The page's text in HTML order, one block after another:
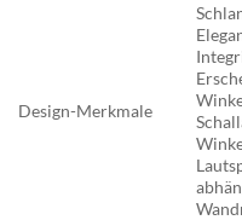
Design-Merkmale